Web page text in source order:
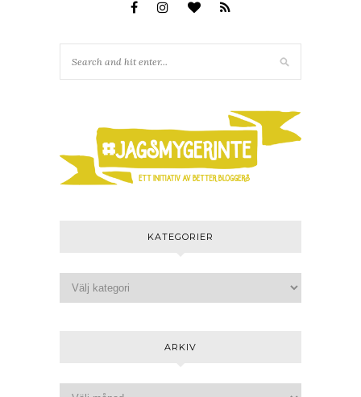
KATEGORIER
ARKIV